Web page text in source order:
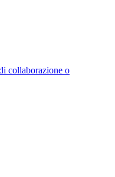
collaborazione o